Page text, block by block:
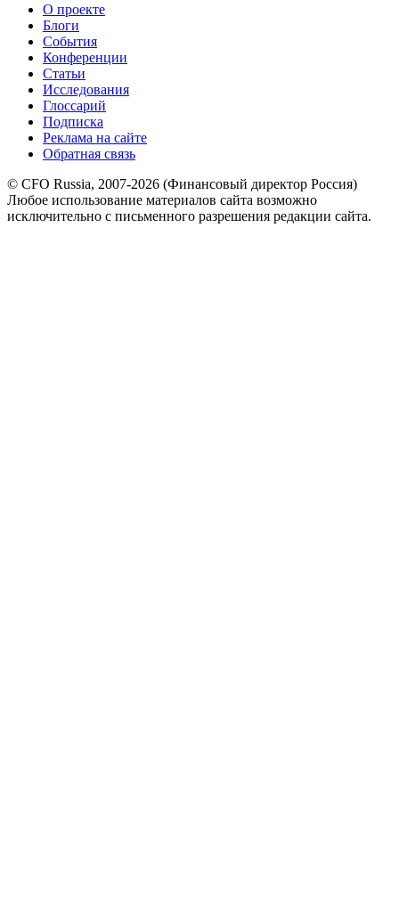
О проекте
Блоги
События
Конференции
Статьи
Исследования
Глоссарий
Подписка
Реклама на сайте
Обратная связь
© CFO Russia, 2007-2026 (Финансовый директор Россия)
Любое использование материалов сайта возможно
исключительно с письменного разрешения редакции сайта.